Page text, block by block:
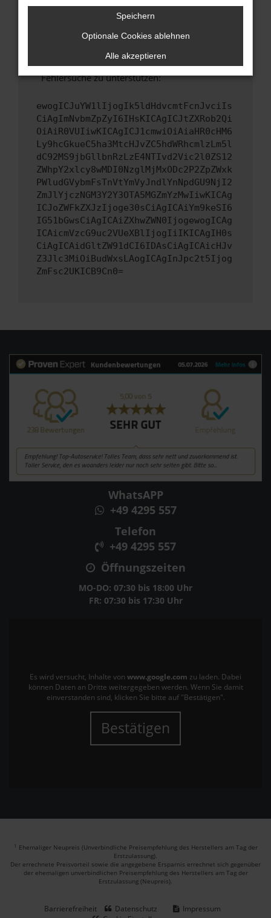
Wende dich an den Webseitenbetreiber.
Wenn du alle oben genannten Schritte versucht
hast, kontaktiere uns bitte. Wir werden
versuchen, das Problem zu beheben. Du kannst
uns diesen Text schicken, um uns bei der
Fehlersuche zu unterstützen:
ewogICJuYW1lIjogIk5ldHdvcmtFcnJvciIs
CiAgImNvbmZpZyI6IHsKICAgICJtZXRob2Qi
OiAiR0VUIiwKICAgICJ1cmwiOiAiaHR0cHM6
Ly9hcGkueC5ha3MtcHJvZC5hdWRhcmlzLm5l
dC92MS9jbGllbnRzLzE4NTIvd2Vic2l0ZS12
ZWhpY2xlcy8wMDI0NzglMjMxODc2P2ZpZWxk
PWludGVybmFsTnVtYmVyJndlYnNpdGU9NjI2
ZmJlYjczNGM3Y2Y3OTA5MGZmYzMwIiwKICAg
ICJoZWFkZXJzIjoge30sCiAgICAiYm9keSI6
IG51bGwsCiAgICAiZXhwZWN0IjogewogICAg
ICAicmVzcG9uc2VUeXBlIjogIiIKICAgIH0s
CiAgICAidGltZW91dCI6IDAsCiAgICAicHJv
Z3Jlc3MiOiBudWxsLAogICAgInJpc2t5Ijog
ZmFsc2UKICB9Cn0=
WhatsAPP
+49 4295 557
Telefon
+49 4295 557
Öffnungszeiten
MO-DO: 07:30 bis 18:00 Uhr
FR: 07:30 bis 17:30 Uhr
Es wird versucht, Inhalte von www.google.com zu laden. Dabei
können Daten an Dritte weitergegeben werden. Wenn Sie damit
einverstanden sind, klicken Sie bitte auf "Bestätigen".
Bestätigen
1 Ehemaliger Neupreis (Unverbindliche Preisempfehlung des Herstellers am Tag der
Erstzulassung).
Der errechnete Preisvorteil sowie die angegebene Ersparnis errechnet sich gegenüber
der ehemaligen unverbindlichen Preisempfehlung des Herstellers am Tag der
Erstzulassung (Neupreis).
Barrierefreiheit Datenschutz
Impressum
Speichern
Optionale Cookies ablehnen
Alle akzeptieren